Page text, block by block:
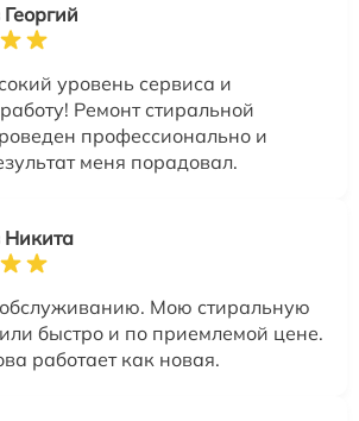
уровень сервиса и
Ремонт стиральной
профессионально и
меня порадовал.
Никита
Мою стиральную
быстро и по приемлемой цене.
работает как новая.